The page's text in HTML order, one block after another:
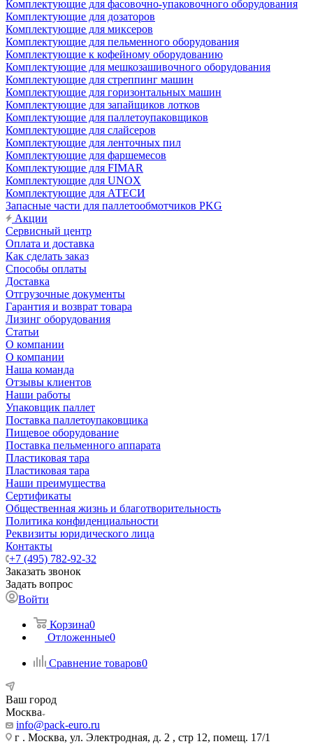
Комплектующие для фасовочно-упаковочного оборудования
Комплектующие для дозаторов
Комплектующие для миксеров
Комплектующие для пельменного оборудования
Комплектующие к кофейному оборудованию
Комплектующие для мешкозашивочного оборудования
Комплектующие для стреппинг машин
Комплектующие для горизонтальных машин
Комплектующие для запайщиков лотков
Комплектующие для паллетоупаковщиков
Комплектующие для слайсеров
Комплектующие для ленточных пил
Комплектующие для фаршемесов
Комплектующие для FIMAR
Комплектующие для UNOX
Комплектующие для АТЕСИ
Запасные части для паллетообмотчиков PKG
Акции
Сервисный центр
Оплата и доставка
Как сделать заказ
Способы оплаты
Доставка
Отгрузочные документы
Гарантия и возврат товара
Лизинг оборудования
Статьи
О компании
О компании
Наша команда
Отзывы клиентов
Наши работы
Упаковщик паллет
Поставка паллетоупаковщика
Пищевое оборудование
Поставка пельменного аппарата
Пластиковая тара
Пластиковая тара
Наши преимущества
Сертификаты
Общественная жизнь и благотворительность
Политика конфиденциальности
Реквизиты юридического лица
Контакты
+7 (495) 782-92-32
Заказать звонок
Задать вопрос
Войти
Корзина0
Отложенные0
Сравнение товаров0
Ваш город
Москва
info@pack-euro.ru
г . Москва, ул. Электродная, д. 2 , стр 12, помещ. 17/1